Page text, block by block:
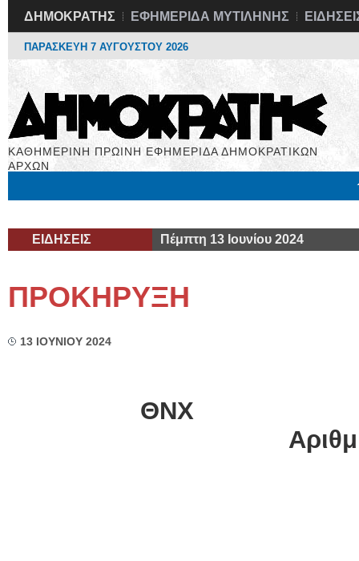
ΔΗΜΟΚΡΑΤΗΣ ΕΦΗΜΕΡΙΔΑ ΜΥΤΙΛΗΝΗΣ
ΠΑΡΑΣΚΕΥΗ 7 ΑΥΓΟΥΣΤΟΥ 2026
ΚΑΘΗΜΕΡΙΝΗ ΠΡΩΙΝΗ ΕΦΗΜΕΡΙΔΑ ΔΗΜΟΚΡΑΤΙΚΩΝ
ΑΡΧΩΝ
ΕΙΔΗΣΕΙΣ Πέμπτη 13 Ιουνίου 2024
ΠΡΟΚΗΡΥΞΗ
13 ΙΟΥΝΙΟΥ 2024